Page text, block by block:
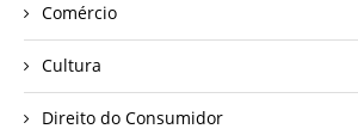
Comércio
Cultura
Direito do Consumidor